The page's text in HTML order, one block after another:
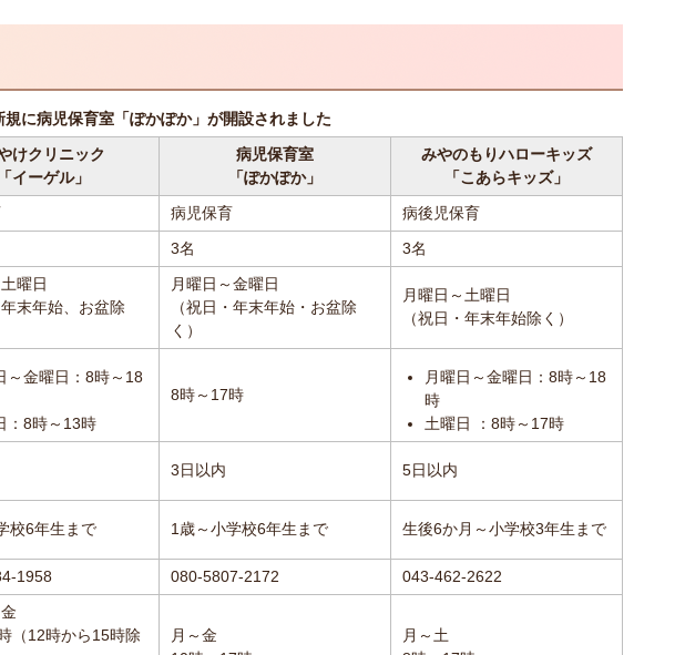
に病児保育室「ぽかぽか」が開設されました
けクリニック
「イーゲル」
病児保育室
「ぽかぽか」
みやのもりハローキッズ
「こあらキッズ」
病児保育
病後児保育
3名 3名
曜日
年末年始、お盆除
月曜日～金曜日
（祝日・年末年始・お盆除
く）
月曜日～土曜日
（祝日・年末年始除く）
～金曜日：8時～18
：8時～13時
8時～17時
月曜日～金曜日：8時～18
時
土曜日 ：8時～17時
3日以内 5日以内
校6年生まで 1歳～小学校6年生まで 生後6か月～小学校3年生まで
1958 080-5807-2172 043-462-2622
（12時から15時除
月～金
月～土